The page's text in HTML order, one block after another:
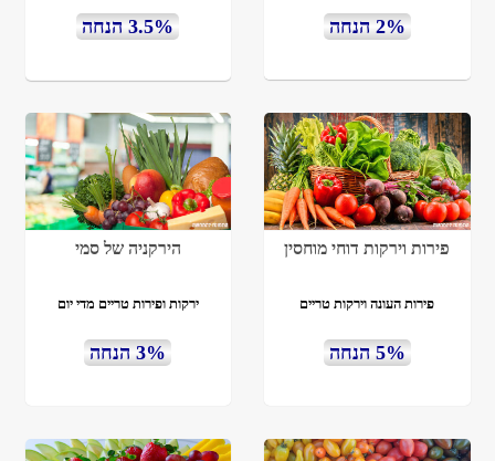
2% הנחה 3.5% הנחה
פירות וירקות דוחי מוחסין
פירות העונה וירקות טריים
5% הנחה
הירקניה של סמי
ירקות ופירות טריים מדי יום
3% הנחה